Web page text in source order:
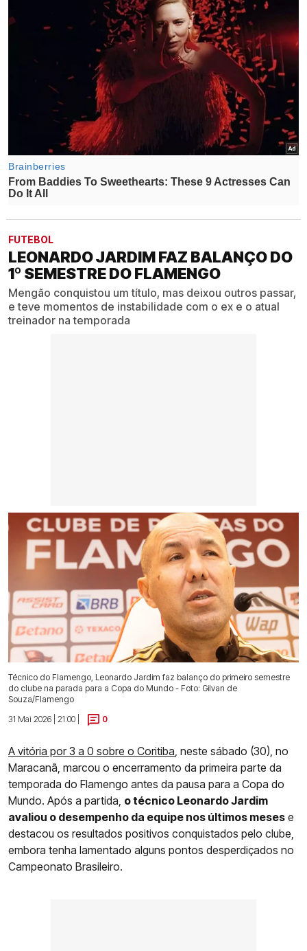
FUTEBOL
LEONARDO JARDIM FAZ BALANÇO DO
1º SEMESTRE DO FLAMENGO
Mengão conquistou um título, mas deixou outros passar,
e teve momentos de instabilidade com o ex e o atual
treinador na temporada
Técnico do Flamengo, Leonardo Jardim faz balanço do primeiro semestre
do clube na parada para a Copa do Mundo - Foto: Gilvan de
Souza/Flamengo
31 Mai 2026 | 21:00 |
0
A vitória por 3 a 0 sobre o Coritiba , neste sábado (30), no
Maracanã, marcou o encerramento da primeira parte da
temporada do Flamengo antes da pausa para a Copa do
Mundo. Após a partida, o técnico Leonardo Jardim
avaliou o desempenho da equipe nos últimos meses e
destacou os resultados positivos conquistados pelo clube,
embora tenha lamentado alguns pontos desperdiçados no
Campeonato Brasileiro.